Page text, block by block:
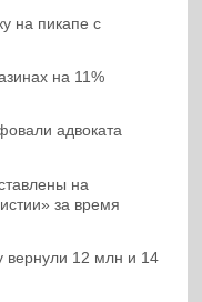
на пикапе с
на 11%
адвоката
на
за время
вернули 12 млн и 14